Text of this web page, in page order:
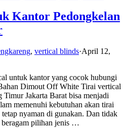
Kantor Pedongkelan
, vertical blinds·April 12,
untuk kantor yang cocok hubungi
Dimout Off White Tirai vertical
Jakarta Barat bisa menjadi
memenuhi kebutuhan akan tirai
nyaman di gunakan. Dan tidak
beragam pilihan jenis …